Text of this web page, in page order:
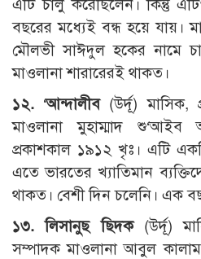
এটি চালু করেছিলেন। কিন্তু
বছরের মধ্যেই বন্ধ হয়ে যায়।
মৌলভী সাঈদুল হকের নামে
মাওলানা শারারেরই থাকত।
১২. ‘আন্দালীব(উর্দূ) মাসিক,
মাওলানা মুহাম্মাদ শু‘আইব
প্রকাশকাল ১৯১২ খৃঃ। এটি
এতে ভারতের খ্যাতিমান
থাকত। বেশী দিন চলেনি। এক
১৩. লিসানুছ ছিদক(উর্দূ)
সম্পাদক মাওলানা আবুল